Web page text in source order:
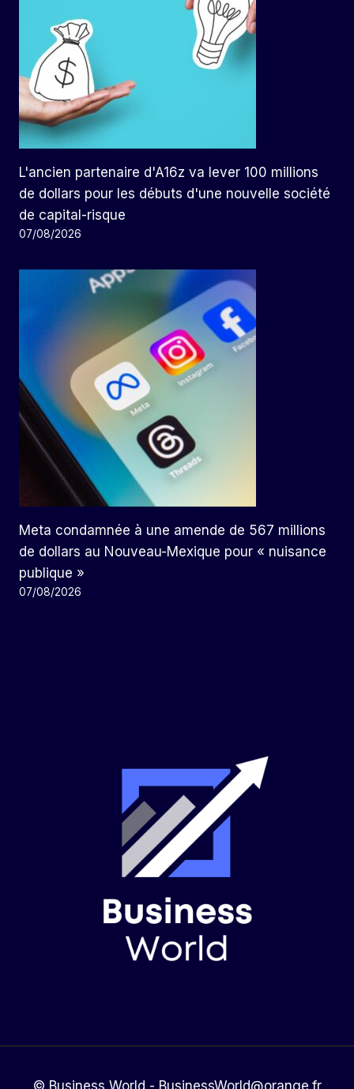
L'ancien partenaire d'A16z va lever 100 millions
de dollars pour les débuts d'une nouvelle société
de capital-risque
07/08/2026
Meta condamnée à une amende de 567 millions
de dollars au Nouveau-Mexique pour « nuisance
publique »
07/08/2026